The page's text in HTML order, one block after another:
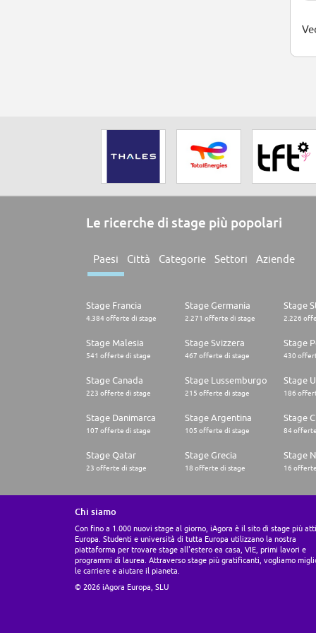
Le ricerche di stage più popolari
Paesi Città Categorie Settori Aziende
Stage Francia
4.384 offerte di stage
Stage Germania
2.271 offerte di stage
Stage
2.226
Stage Malesia
541 offerte di stage
Stage Svizzera
467 offerte di stage
Stage
430
Stage Canada
223 offerte di stage
Stage Lussemburgo
215 offerte di stage
Stage
186
Stage Danimarca
107 offerte di stage
Stage Argentina
105 offerte di stage
Stage
84
Stage Qatar
23 offerte di stage
Stage Grecia
18 offerte di stage
Stage
16
Chi siamo
Con fino a 1.000 nuovi stage al giorno, iAgora è il sito di stage più
Europa. Studenti e università di tutta Europa utilizzano la nostra
piattaforma per trovare stage all'estero ea casa, VIE, primi lavori e
programmi di laurea. Attraverso stage più gratificanti, vogliamo
le carriere e aiutare il pianeta.
© 2026 iAgora Europa, SLU